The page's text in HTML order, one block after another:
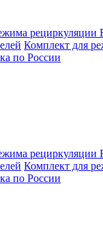
Комплект для
по России
Комплект для
по России